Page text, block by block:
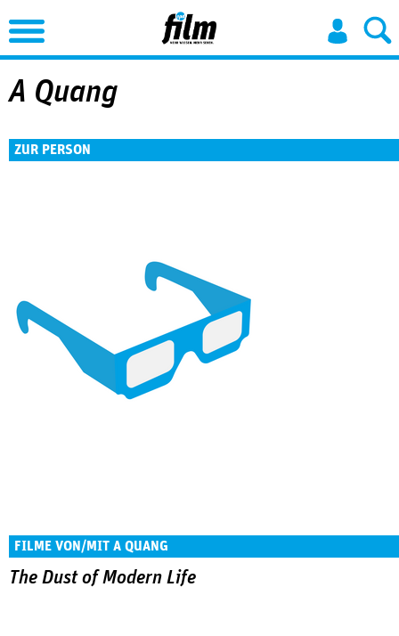
Jump to Navigation
A Quang
ZUR PERSON
FILME VON/MIT A QUANG
The Dust of Modern Life